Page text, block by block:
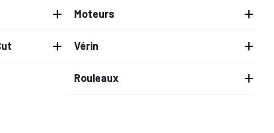
Moteurs
Vérin
Rouleaux